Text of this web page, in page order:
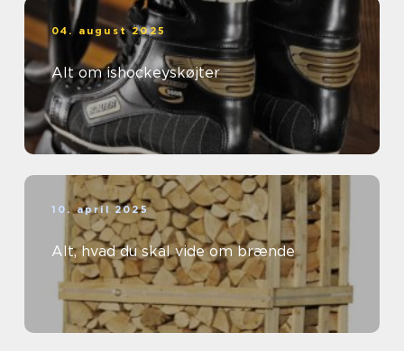
04. august 2025
Alt om ishockeyskøjter
10. april 2025
Alt, hvad du skal vide om brænde